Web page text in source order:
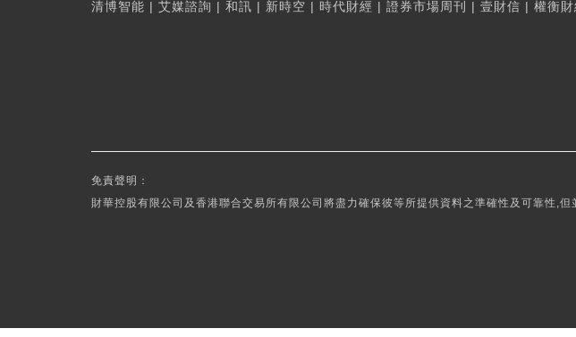
清博智能 | 艾媒諮詢 | 和訊 | 新時空 | 時代財經 | 證券市場周刊 | 壹財信 | 權衡財
免責聲明：
財華控股有限公司及香港聯合交易所有限公司將盡力確保彼等所提供資料之準確性及可靠性,